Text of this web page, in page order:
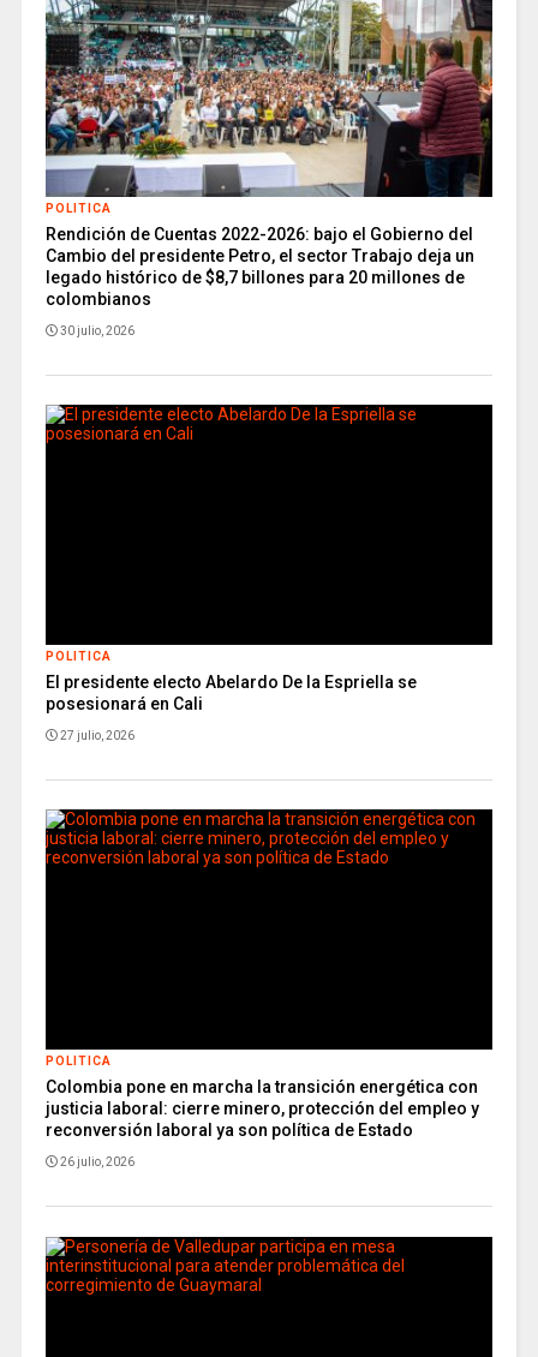
POLITICA
Rendición de Cuentas 2022-2026: bajo el Gobierno del
Cambio del presidente Petro, el sector Trabajo deja un
legado histórico de $8,7 billones para 20 millones de
colombianos
30 julio, 2026
POLITICA
El presidente electo Abelardo De la Espriella se
posesionará en Cali
27 julio, 2026
POLITICA
Colombia pone en marcha la transición energética con
justicia laboral: cierre minero, protección del empleo y
reconversión laboral ya son política de Estado
26 julio, 2026